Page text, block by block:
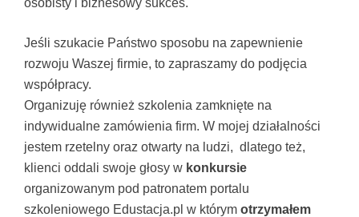
osobisty i biznesowy sukces.
Jeśli szukacie Państwo sposobu na zapewnienie
rozwoju Waszej firmie, to zapraszamy do podjęcia
współpracy.
Organizuję również szkolenia zamknięte na
indywidualne zamówienia firm. W mojej działalności
jestem rzetelny oraz otwarty na ludzi, dlatego też,
klienci oddali swoje głosy w konkursie
organizowanym pod patronatem portalu
szkoleniowego Edustacja.pl w którym otrzymałem